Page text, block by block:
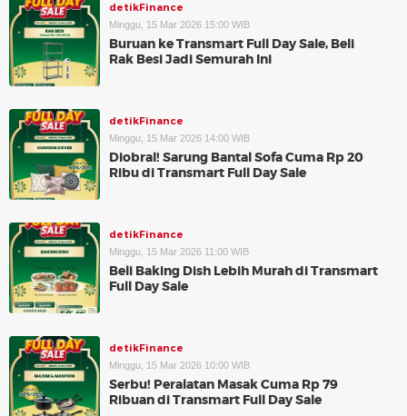
detikFinance
Minggu, 15 Mar 2026 15:00 WIB
Buruan ke Transmart Full Day Sale, Beli
Rak Besi Jadi Semurah Ini
detikFinance
Minggu, 15 Mar 2026 14:00 WIB
Diobral! Sarung Bantal Sofa Cuma Rp 20
Ribu di Transmart Full Day Sale
detikFinance
Minggu, 15 Mar 2026 11:00 WIB
Beli Baking Dish Lebih Murah di Transmart
Full Day Sale
detikFinance
Minggu, 15 Mar 2026 10:00 WIB
Serbu! Peralatan Masak Cuma Rp 79
Ribuan di Transmart Full Day Sale